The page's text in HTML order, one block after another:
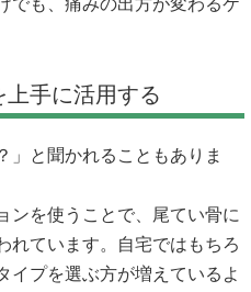
手に活用する
」と聞かれることもありま
ンを使うことで、尾てい骨に
れています。自宅ではもちろ
イプを選ぶ方が増えているよ